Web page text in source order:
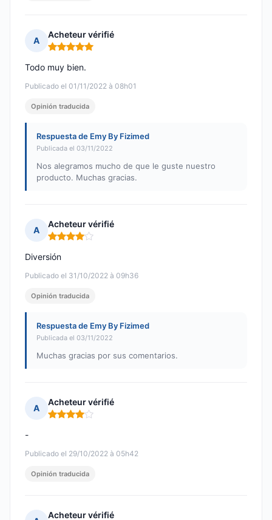
A
Acheteur vérifié
Nota: 5 de 5
Publicado el 01/11/2022 à 08h01
Todo muy bien.
Opinión traducida
Respuesta de Emy By Fizimed
Publicada el 03/11/2022
Nos alegramos mucho de que le guste nuestro
producto. Muchas gracias.
A
Acheteur vérifié
Nota: 4 de 5
Publicado el 31/10/2022 à 09h36
Diversión
Opinión traducida
Respuesta de Emy By Fizimed
Publicada el 03/11/2022
Muchas gracias por sus comentarios.
A
Acheteur vérifié
Nota: 4 de 5
Publicado el 29/10/2022 à 05h42
-
Opinión traducida
Acheteur vérifié